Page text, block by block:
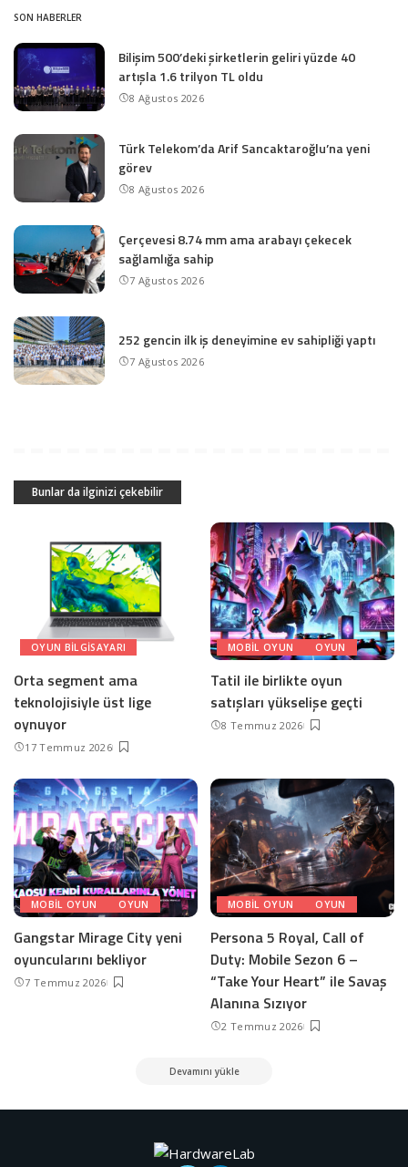
SON HABERLER
Bilişim 500’deki şirketlerin geliri yüzde 40
artışla 1.6 trilyon TL oldu
8 Ağustos 2026
Türk Telekom’da Arif Sancaktaroğlu’na yeni
görev
8 Ağustos 2026
Çerçevesi 8.74 mm ama arabayı çekecek
sağlamlığa sahip
7 Ağustos 2026
252 gencin ilk iş deneyimine ev sahipliği yaptı
7 Ağustos 2026
Bunlar da ilginizi çekebilir
OYUN BILGISAYARI
Orta segment ama
teknolojisiyle üst lige
oynuyor
17 Temmuz 2026
MOBIL OYUN OYUN
Tatil ile birlikte oyun
satışları yükselişe geçti
8 Temmuz 2026
MOBIL OYUN OYUN
Gangstar Mirage City yeni
oyuncularını bekliyor
7 Temmuz 2026
MOBIL OYUN OYUN
Persona 5 Royal, Call of
Duty: Mobile Sezon 6 –
“Take Your Heart” ile Savaş
Alanına Sızıyor
2 Temmuz 2026
Devamını yükle